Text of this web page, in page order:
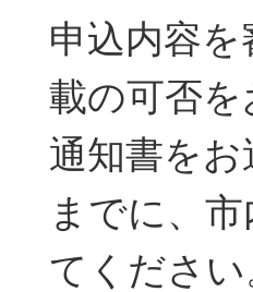
申込内容
載の可否
通知書を
までに、
てください